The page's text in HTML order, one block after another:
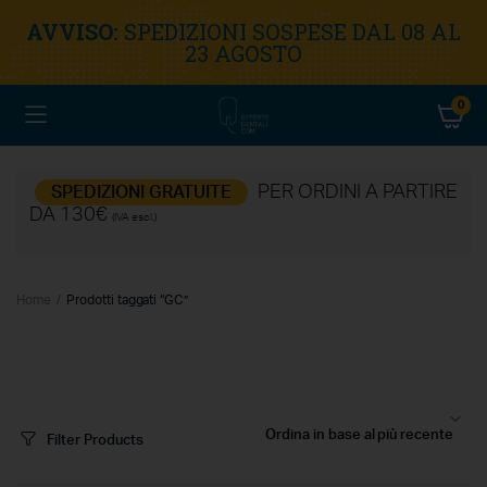
AVVISO: SPEDIZIONI SOSPESE DAL 08 AL
23 AGOSTO
0
SPEDIZIONI GRATUITE
PER ORDINI A PARTIRE
DA 130€
(IVA escl.)
Home Prodotti taggati “GC”
Filter Products